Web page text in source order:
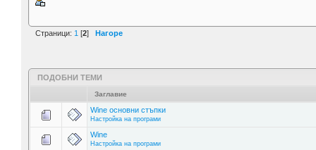
Страници: 1 [2] Нагоре
ПОДОБНИ ТЕМИ
Заглавие
Wine основни стъпки
Настройка на програми
Wine
Настройка на програми